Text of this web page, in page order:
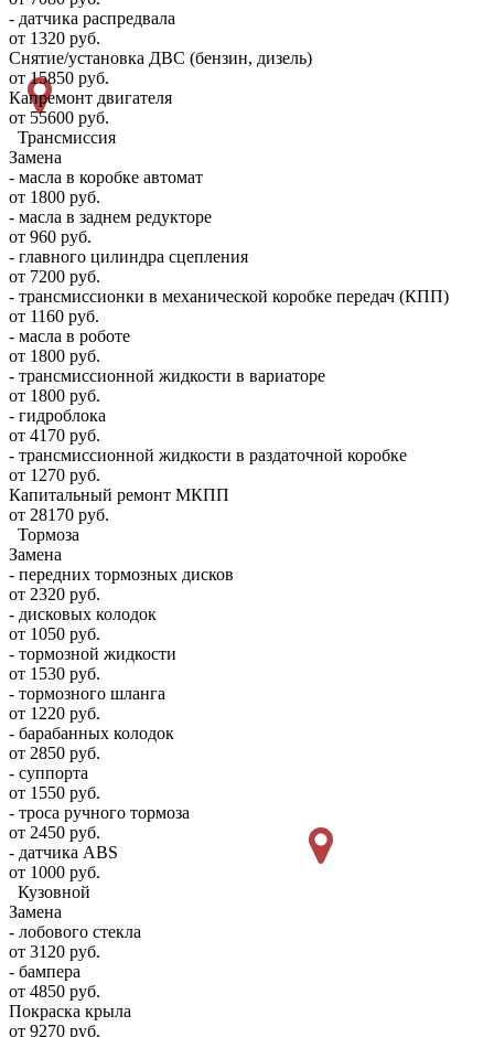
- датчика распредвала
от 1320 руб.
Снятие/установка ДВС (бензин, дизель)
от 15850 руб.
Капремонт двигателя
от 55600 руб.
Трансмиссия
Замена
- масла в коробке автомат
от 1800 руб.
- масла в заднем редукторе
от 960 руб.
- главного цилиндра сцепления
от 7200 руб.
- трансмиссионки в механической коробке передач (КПП)
от 1160 руб.
- масла в роботе
от 1800 руб.
- трансмиссионной жидкости в вариаторе
от 1800 руб.
- гидроблока
от 4170 руб.
- трансмиссионной жидкости в раздаточной коробке
от 1270 руб.
Капитальный ремонт МКПП
от 28170 руб.
Тормоза
Замена
- передних тормозных дисков
от 2320 руб.
- дисковых колодок
от 1050 руб.
- тормозной жидкости
от 1530 руб.
- тормозного шланга
от 1220 руб.
- барабанных колодок
от 2850 руб.
- суппорта
от 1550 руб.
- троса ручного тормоза
от 2450 руб.
- датчика ABS
от 1000 руб.
Кузовной
Замена
- лобового стекла
от 3120 руб.
- бампера
от 4850 руб.
Покраска крыла
от 9270 руб.